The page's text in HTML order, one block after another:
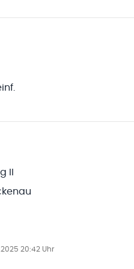
II
20:42 Uhr